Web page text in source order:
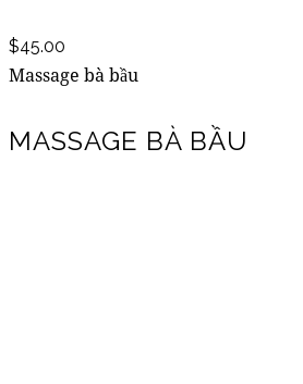
$45.00
Massage bà bầu
MASSAGE BÀ BẦU